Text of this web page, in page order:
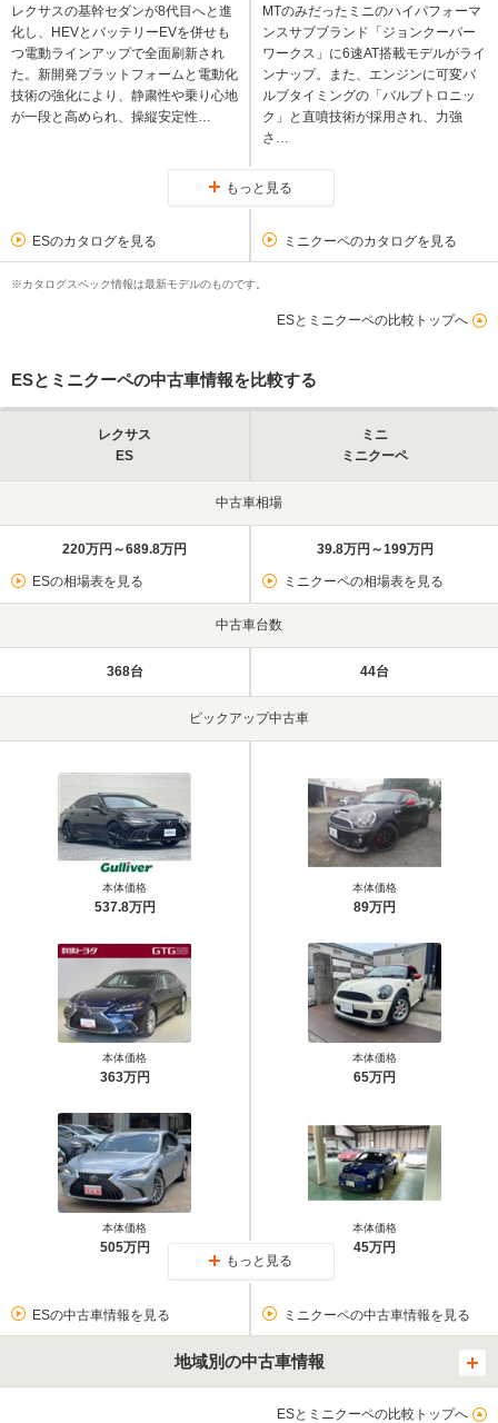
レクサスの基幹セダンが8代目へと進
化し、HEVとバッテリーEVを併せも
つ電動ラインアップで全面刷新され
た。新開発プラットフォームと電動化
技術の強化により、静粛性や乗り心地
が一段と高められ、操縦安定性…
MTのみだったミニのハイパフォーマ
ンスサブブランド「ジョンクーパー
ワークス」に6速AT搭載モデルがライ
ンナップ。また、エンジンに可変バ
ルブタイミングの「バルブトロニッ
ク」と直噴技術が採用され、力強
さ…
もっと見る
ESのカタログを見る ミニクーペのカタログを見る
※カタログスペック情報は最新モデルのものです。
ESとミニクーペの比較トップへ
ESとミニクーペの中古車情報を比較する
レクサス
ES
ミニ
ミニクーペ
中古車相場
220万円～689.8万円
ESの相場表を見る
39.8万円～199万円
ミニクーペの相場表を見る
中古車台数
368台 44台
ピックアップ中古車
本体価格
537.8万円
本体価格
363万円
本体価格
505万円
本体価格
89万円
本体価格
65万円
本体価格
45万円
もっと見る
ESの中古車情報を見る ミニクーペの中古車情報を見る
地域別の中古車情報
ESとミニクーペの比較トップへ